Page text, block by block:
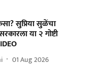
सुप्रिया सुळेंचा
या २ गोष्टी
01 Aug 2026